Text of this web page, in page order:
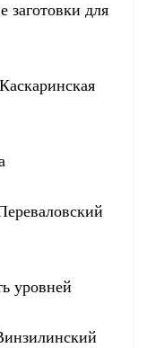
заготовки для
уровней